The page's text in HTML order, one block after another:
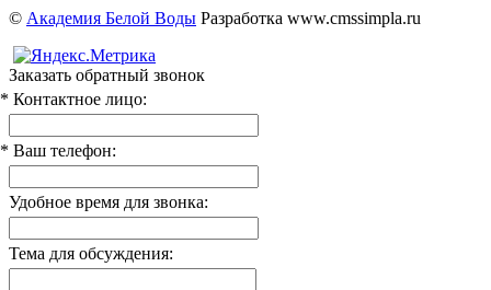
© Академия Белой Воды Разработка www.cmssimpla.ru
Заказать обратный звонок
* Контактное лицо:
* Ваш телефон:
Удобное время для звонка:
Тема для обсуждения: